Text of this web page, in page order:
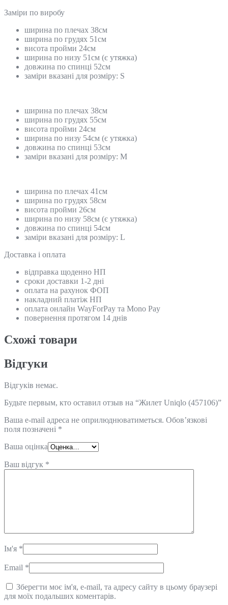
Замiри по виробу
ширина по плечах 38см
ширина по грудях 51см
висота пройми 24см
ширина по низу 51см (є утяжка)
довжина по спинці 52см
заміри вказані для розміру: S
ширина по плечах 38см
ширина по грудях 55см
висота пройми 24см
ширина по низу 54см (є утяжка)
довжина по спинці 53см
заміри вказані для розміру: M
ширина по плечах 41см
ширина по грудях 58см
висота пройми 26см
ширина по низу 58см (є утяжка)
довжина по спинці 54см
заміри вказані для розміру: L
Доставка і оплата
відправка щоденно НП
сроки доставки 1-2 дні
оплата на рахунок ФОП
накладний платіж НП
оплата онлайн WayForPay та Mono Pay
повернення протягом 14 днів
Схожi товари
Відгуки
Відгуків немає.
Будьте первым, кто оставил отзыв на “Жилет Uniqlo (457106)”
Ваша e-mail адреса не оприлюднюватиметься. Обов’язкові
поля позначені *
Ваша оцінка
Ваш відгук *
Ім'я *
Email *
Зберегти моє ім'я, e-mail, та адресу сайту в цьому браузері
для моїх подальших коментарів.